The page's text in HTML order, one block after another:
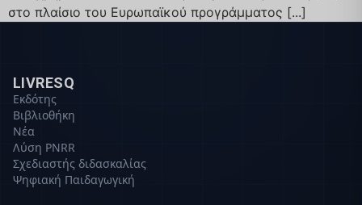
στο πλαίσιο του Ευρωπαϊκού προγράμματος [...]
LIVRESQ
Εκδότης
Βιβλιοθήκη
Νέα
Λύση PNRR
Σχεδιαστής διδασκαλίας
Ψηφιακή Παιδαγωγική